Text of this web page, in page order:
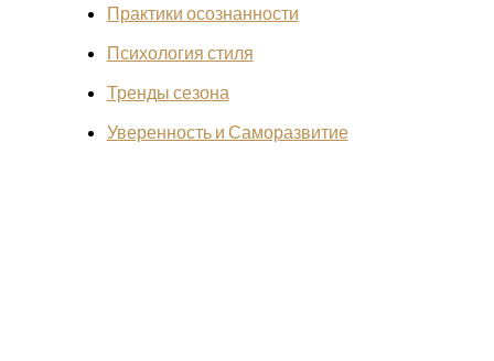
Практики осознанности
Психология стиля
Тренды сезона
Уверенность и Саморазвитие